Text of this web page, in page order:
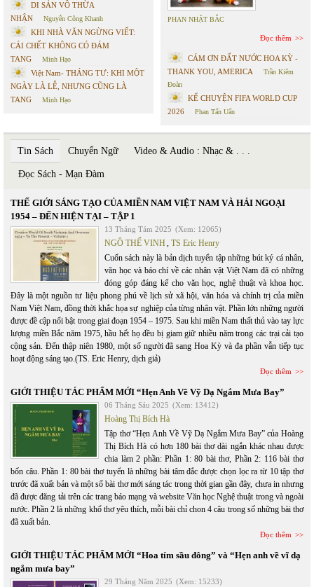
DI SẢN VÔ THỪA
NHẬN
Nguyễn Công Khanh
KHI NHÀ VĂN NGỪNG VIẾT:
CÁI CHẾT KHÔNG CÓ ĐÁM
TANG
Minh Hạo
Việt Nam- THÁNG TƯ: KHI MỘT
NGÀY LÀ LỄ, NHƯNG CŨNG LÀ
TANG
Minh Hạo
PHAN NHẬT BẮC
Đọc thêm
CÁM ƠN ĐẤT NƯỚC HOA KỲ -
THANK YOU, AMERICA
Trần Kiêm
Đoàn
KỂ CHUYỆN FIFA WORLD CUP
2026
Phan Tấn Uẩn
Tin Sách Chuyển Ngữ Video & Audio : Nhạc & . . .
Đọc Sách - Mạn Đàm
THẾ GIỚI SÁNG TẠO CỦA MIỀN NAM VIỆT NAM VÀ HẢI NGOẠI
1954 – ĐẾN HIỆN TẠI – TẬP 1
13 Tháng Tám 2025 (Xem: 12065)
NGÔ THẾ VINH, TS Eric Henry
Cuốn sách này là bản dịch tuyển tập những bút ký cá nhân,
văn học và báo chí về các nhân vật Việt Nam đã có những
đóng góp đáng kể cho văn học, nghệ thuật và khoa học.
Đây là một nguồn tư liệu phong phú về lịch sử xã hội, văn hóa và chính trị của miền
Nam Việt Nam, đồng thời khắc họa sự nghiệp của từng nhân vật. Phần lớn những người
được đề cập nổi bật trong giai đoạn 1954 – 1975. Sau khi miền Nam thất thủ vào tay lực
lượng miền Bắc năm 1975, hầu hết họ đều bị giam giữ nhiều năm trong các trại cải tạo
cộng sản. Đến thập niên 1980, một số người đã sang Hoa Kỳ và đa phần vẫn tiếp tục
hoạt động sáng tạo.(TS. Eric Henry, dịch giả)
Đọc thêm
GIỚI THIỆU TÁC PHẨM MỚI “Hẹn Anh Về Vỹ Dạ Ngắm Mưa Bay”
06 Tháng Sáu 2025 (Xem: 13412)
Hoàng Thị Bích Hà
Tập thơ “Hẹn Anh Về Vỹ Dạ Ngắm Mưa Bay” của Hoàng
Thị Bích Hà có hơn 180 bài thơ dài ngắn khác nhau được
chia làm 2 phần: Phần 1: 80 bài thơ, Phần 2: 116 bài thơ
bốn câu. Phần 1: 80 bài thơ tuyển là những bài tâm đắc được chọn lọc ra từ 10 tập thơ
trước đã xuất bản và một số bài thơ mới sáng tác trong thời gian gần đây, chưa in nhưng
đã được đăng tải trên các trang báo mạng và website Văn học Nghệ thuật trong và ngoài
nước. Phần 2 là những khổ thơ yêu thích, mỗi bài chỉ chon 4 câu trong số những bài thơ
đã xuất bản.
Đọc thêm
GIỚI THIỆU TÁC PHẨM MỚI “Hoa tím sầu đông” và “Hẹn anh về vĩ dạ
ngắm mưa bay”
29 Tháng Năm 2025 (Xem: 15233)